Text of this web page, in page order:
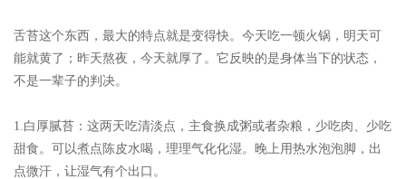
舌苔这个东西，最大的特点就是变得快。今天吃一顿火锅，明天可
能就黄了；昨天熬夜，今天就厚了。它反映的是身体当下的状态，
不是一辈子的判决。
1.白厚腻苔： 这两天吃清淡点，主食换成粥或者杂粮，少吃肉、少吃
甜食。可以煮点陈皮水喝，理理气化化湿。晚上用热水泡泡脚，出
点微汗，让湿气有个出口。